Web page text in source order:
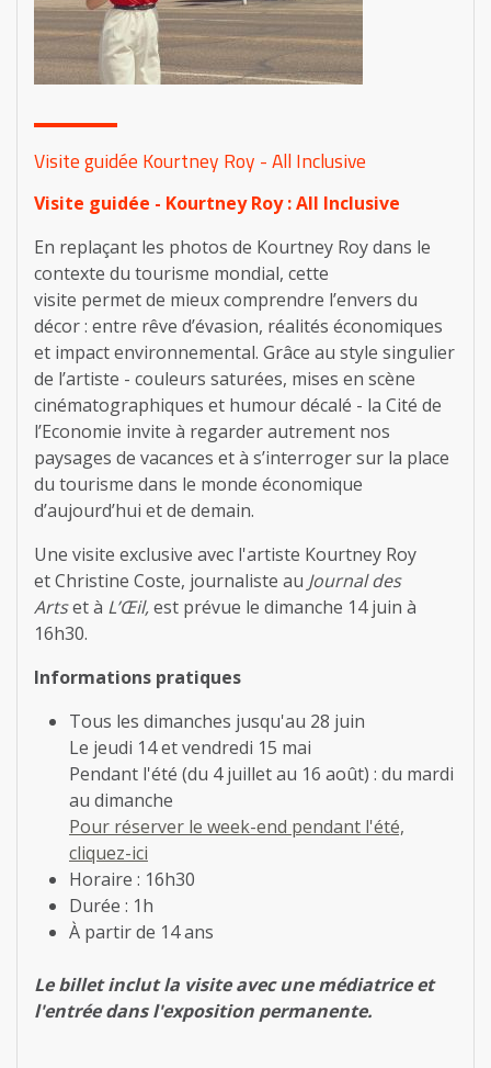
Visite guidée Kourtney Roy - All Inclusive
Visite guidée - Kourtney Roy : All Inclusive
En replaçant les photos de Kourtney Roy dans le
contexte du tourisme mondial, cette
visite permet de mieux comprendre l’envers du
décor : entre rêve d’évasion, réalités économiques
et impact environnemental. Grâce au style singulier
de l’artiste - couleurs saturées, mises en scène
cinématographiques et humour décalé - la Cité de
l’Economie invite à regarder autrement nos
paysages de vacances et à s’interroger sur la place
du tourisme dans le monde économique
d’aujourd’hui et de demain.
Une visite exclusive avec l'artiste Kourtney Roy
et Christine Coste, journaliste au Journal des
Artset à L’Œil,est prévue le dimanche 14 juin à
16h30.
Informations pratiques
Tous les dimanches jusqu'au 28 juin
Le jeudi 14 et vendredi 15 mai
Pendant l'été (du 4 juillet au 16 août) : du mardi
au dimanche
Pour réserver le week-end pendant l'été,
cliquez-ici
Horaire : 16h30
Durée : 1h
À partir de 14 ans
Le billet inclut la visite avec une médiatrice et
l'entrée dans l'exposition permanente.